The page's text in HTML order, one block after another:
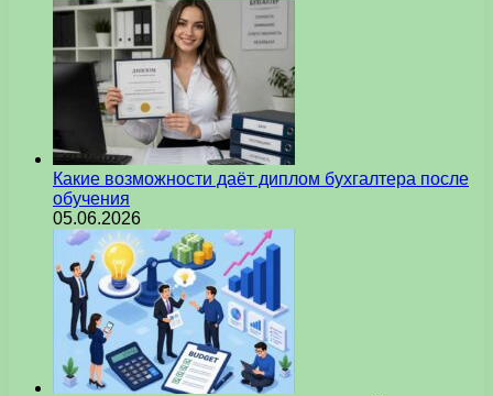
Какие возможности даёт диплом бухгалтера после
обучения
05.06.2026